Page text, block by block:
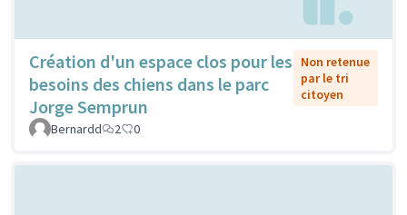
Création d'un espace clos pour les
besoins des chiens dans le parc
Jorge Semprun
Non retenue
par le tri
citoyen
Bernardd 2 0